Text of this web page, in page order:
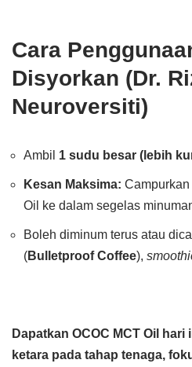
Cara
Disyorkan (Dr.
Neuroversiti)
Ambil 1 sudu besar (lebih
Kesan Maksima:
Oil ke dalam segelas
Boleh diminum terus atau
(Bulletproof Coffee),
Dapatkan OCOC MCT Oil
ketara pada tahap tenaga,